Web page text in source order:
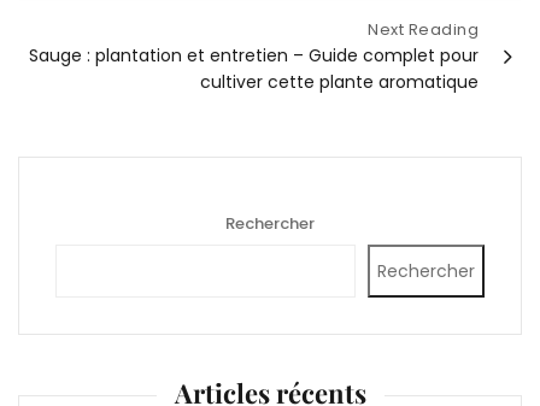
Next Reading
Sauge : plantation et entretien – Guide complet pour
cultiver cette plante aromatique
Rechercher
Rechercher
Articles récents